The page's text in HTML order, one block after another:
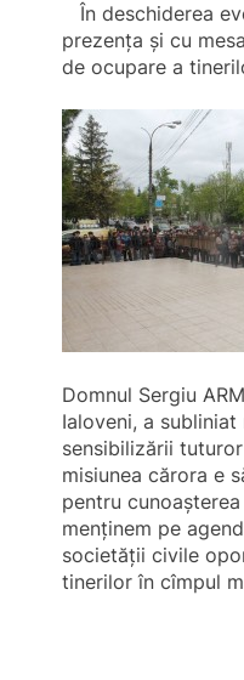
În deschiderea
prezenţa şi cu
de ocupare a
Domnul Sergiu
Ialoveni, a
sensibilizării
misiunea cărora e
pentru
menţinem pe
societăţii civile
tinerilor în cîmpul